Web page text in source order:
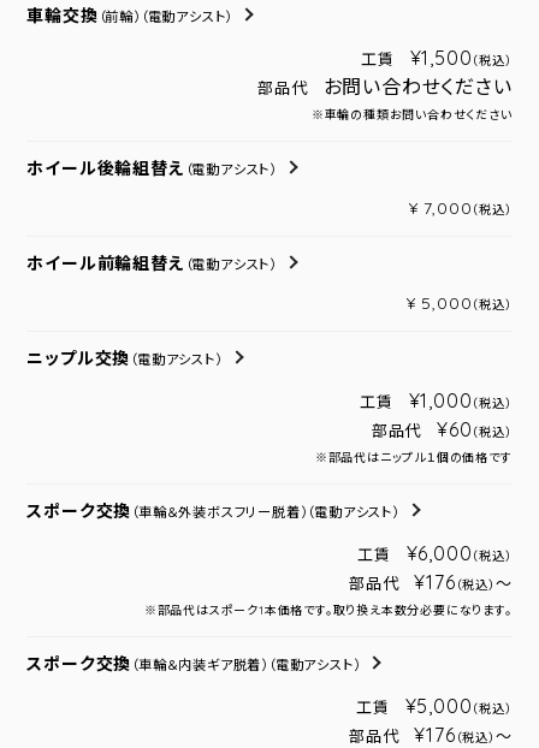
車輪交換 （前輪） （電動アシスト）
工賃 ¥1,500 （税込）
部品代 お問い合わせください
※車輪の種類お問い合わせください
ホイール後輪組替え （電動アシスト）
¥ 7,000 （税込）
ホイール前輪組替え （電動アシスト）
¥ 5,000 （税込）
ニップル交換 （電動アシスト）
工賃 ¥1,000 （税込）
部品代 ¥60 （税込）
※部品代はニップル１個の価格です
スポーク交換 （車輪＆外装ボスフリー脱着） （電動アシスト）
工賃 ¥6,000 （税込）
部品代 ¥176 （税込） ～
※部品代はスポーク1本価格です。取り換え本数分必要になります。
スポーク交換 （車輪＆内装ギア脱着） （電動アシスト）
工賃 ¥5,000 （税込）
部品代 ¥176 （税込） ～